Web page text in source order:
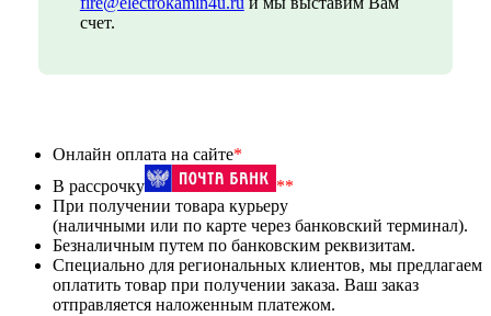
счет.
Онлайн оплата на сайте*
В рассрочку
**
При получении товара курьеру
(наличными или по карте через банковский терминал).
Безналичным путем по банковским реквизитам.
Специально для региональных клиентов, мы предлагаем
оплатить товар при получении заказа. Ваш заказ
отправляется наложенным платежом.